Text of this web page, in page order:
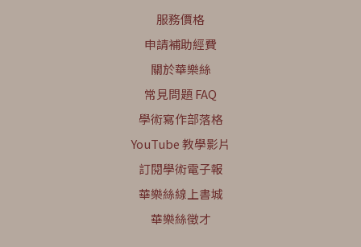
服務價格
申請補助經費
關於華樂絲
常見問題 FAQ
學術寫作部落格
YouTube 教學影片
訂閱學術電子報
華樂絲線上書城
華樂絲徵才